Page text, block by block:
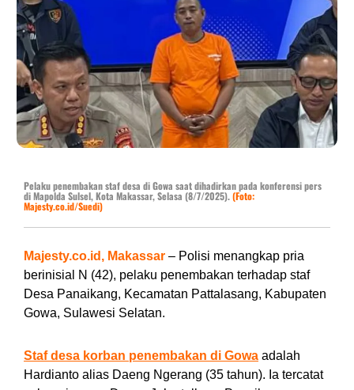
Pelaku penembakan staf desa di Gowa saat dihadirkan pada konferensi pers
di Mapolda Sulsel, Kota Makassar, Selasa (8/7/2025).(Foto:
Majesty.co.id/Suedi)
Majesty.co.id, Makassar – Polisi menangkap pria
berinisial N (42), pelaku penembakan terhadap staf
Desa Panaikang, Kecamatan Pattalasang, Kabupaten
Gowa, Sulawesi Selatan.
Staf desa korban penembakan di Gowa adalah
Hardianto alias Daeng Ngerang (35 tahun). Ia tercatat